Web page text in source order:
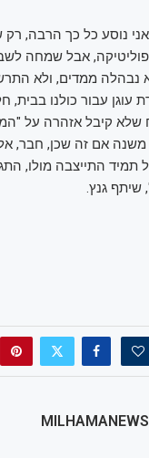
נוסע כל כך הרבה, רק
אבל שמחה
נבהלה ממדים, ולא
עוגן עבור כולנו בבית,
שלא קיבל אזהרה על
אם זה שכן, חבר,
תמיד התייצבה מולו,
שיתף גנץ.
MILHAMANEWS